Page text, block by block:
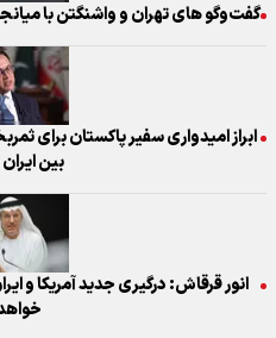
گفت‌وگو های تهران و واشنگتن با
ابراز امیدواری سفیر پاکستان
بین
انور قرقاش: درگیری جدید آمریکا و